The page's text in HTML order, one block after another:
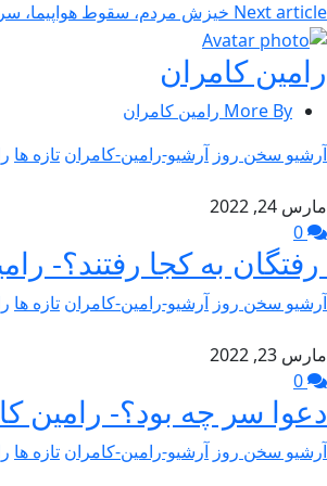
Next article خیزش مردم، سقوط هواپیما،
رامین کامران
More By رامین کامران
آرشیو سخن روز آرشیو-رامین-کامران تازه ها
مارس 24, 2022
رفتگان به کجا رفتند؟-
آرشیو سخن روز آرشیو-رامین-کامران تازه ها
مارس 23, 2022
دعوا سر چه بود؟- رامین
آرشیو سخن روز آرشیو-رامین-کامران تازه ها